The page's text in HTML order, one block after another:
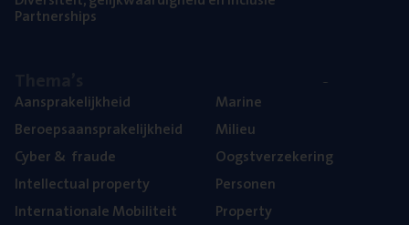
Part­ner­ships
Aan­spra­ke­lijk­heid
Beroeps­aan­spra­ke­lijk­heid
Cyber& fraude
Intel­lec­tu­al property
Inter­na­ti­o­na­le Mobiliteit
Mari­ne
Mili­eu
Oogst­ver­ze­ke­ring
Per­so­nen
Pro­per­ty